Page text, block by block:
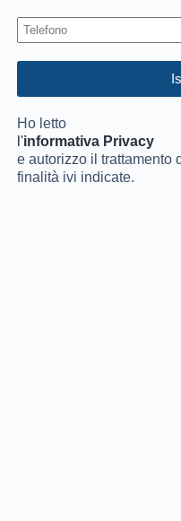
Ho letto
l'informativa Privacy
e autorizzo il trattamento
finalità ivi indicate.